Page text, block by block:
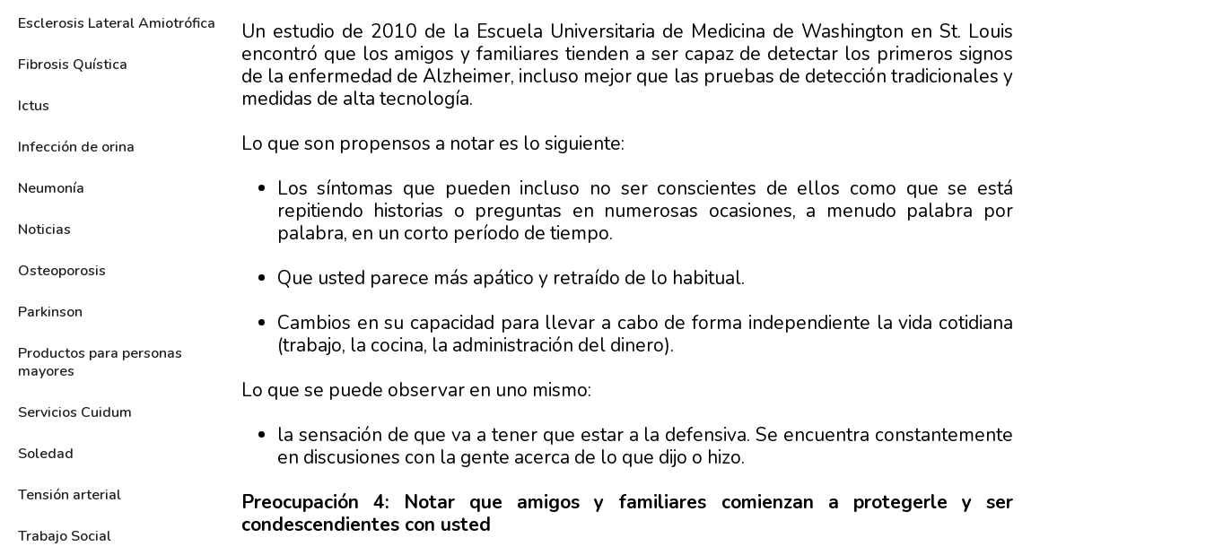
Esclerosis Lateral Amiotrófica
Fibrosis Quística
Ictus
Infección de orina
Neumonía
Noticias
Osteoporosis
Parkinson
Productos para personas
mayores
Servicios Cuidum
Soledad
Tensión arterial
Trabajo Social
Un estudio de 2010 de la Escuela Universitaria de Medicina de Washington en St. Louis
encontró que los amigos y familiares tienden a ser capaz de detectar los primeros signos
de la enfermedad de Alzheimer, incluso mejor que las pruebas de detección tradicionales y
medidas de alta tecnología.
Lo que son propensos a notar es lo siguiente:
Los síntomas que pueden incluso no ser conscientes de ellos como que se está
repitiendo historias o preguntas en numerosas ocasiones, a menudo palabra por
palabra, en un corto período de tiempo.
Que usted parece más apático y retraído de lo habitual.
Cambios en su capacidad para llevar a cabo de forma independiente la vida cotidiana
(trabajo, la cocina, la administración del dinero).
Lo que se puede observar en uno mismo:
la sensación de que va a tener que estar a la defensiva. Se encuentra constantemente
en discusiones con la gente acerca de lo que dijo o hizo.
Preocupación 4: Notar que amigos y familiares comienzan a protegerle y ser
condescendientes con usted